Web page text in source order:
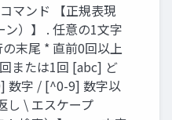
マンド 【正規表現
ン）】 . 任意の1文字
末尾 * 直前0回以上
または1回 [abc] ど
数字 / [^0-9] 数字以
し \ エスケープ